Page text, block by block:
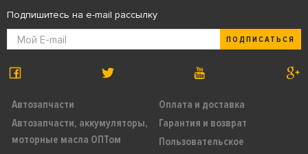
Автозапчасти
Автозапчасти, аккумуляторы,
моторные масла ОПТом
Оплата и доставка
Гарантия и возврат
Пользовательское
Подпишитесь на e-mail рассылку
ПОДПИСАТЬСЯ